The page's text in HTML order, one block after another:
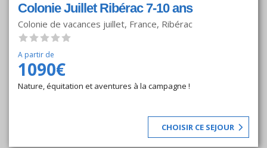
Colonie Juillet Ribérac 7-10 ans
Colonie de vacances juillet, France, Ribérac
A partir de
1090€
Nature, équitation et aventures à la campagne !
CHOISIR CE SEJOUR